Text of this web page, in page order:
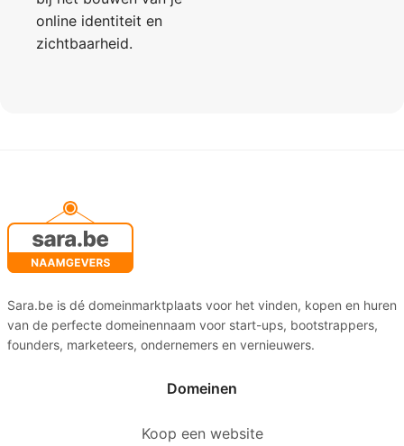
online identiteit en
zichtbaarheid.
Sara.be is dé domeinmarktplaats voor het vinden, kopen en huren
van de perfecte domeinennaam voor start-ups, bootstrappers,
founders, marketeers, ondernemers en vernieuwers.
Domeinen
Koop een website